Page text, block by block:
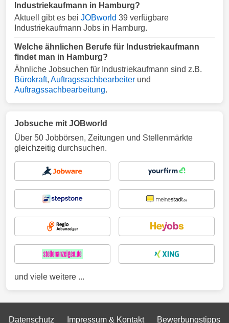
Industriekaufmann in Hamburg?
Aktuell gibt es bei JOBworld 39 verfügbare
Industriekaufmann Jobs in Hamburg.
Welche ähnlichen Berufe für Industriekaufmann
findet man in Hamburg?
Ähnliche Jobsuchen für Industriekaufmann sind z.B.
Bürokraft, Auftragssachbearbeiter und
Auftragssachbearbeitung.
Jobsuche mit JOBworld
Über 50 Jobbörsen, Zeitungen und Stellenmärkte
gleichzeitig durchsuchen.
und viele weitere ...
Datenschutz Impressum & Kontakt Bewerbungstipps